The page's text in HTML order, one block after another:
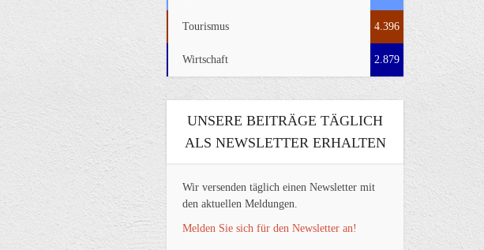
Tourismus 4.396
Wirtschaft 2.879
UNSERE BEITRÄGE TÄGLICH
ALS NEWSLETTER ERHALTEN
Wir versenden täglich einen Newsletter mit
den aktuellen Meldungen.
Melden Sie sich für den Newsletter an!